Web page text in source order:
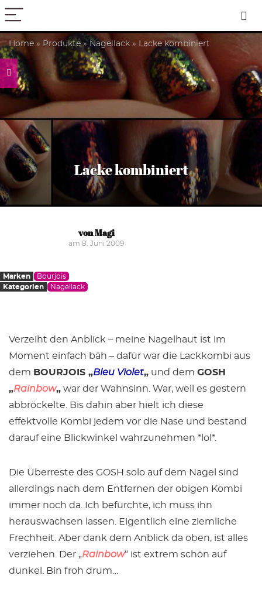
PICK COLOR
Home » Produkte» Nagellack » Lacke kombiniert
Lacke kombiniert
von Magi
am 8. Juni 2009
Marken
Bourjois
Kategorien
Nagellack
Verzeiht den Anblick – meine Nagelhaut ist im
Moment einfach bäh – dafür war die Lackkombi aus
dem BOURJOIS „Bleu Violet„ und dem GOSH
„Rainbow„ war der Wahnsinn. War, weil es gestern
abbröckelte. Bis dahin aber hielt ich diese
effektvolle Kombi jedem vor die Nase und bestand
darauf eine Blickwinkel wahrzunehmen *lol*.
Die Überreste des GOSH solo auf dem Nagel sind
allerdings nach dem Entfernen der obigen Kombi
immer noch da. Ich befürchte, ich muss ihn
herauswachsen lassen. Eigentlich eine ziemliche
Frechheit. Aber dank dem Anblick da oben, ist alles
verziehen. Der „Rainbow“ ist extrem schön auf
dunkel. Bin froh drum…